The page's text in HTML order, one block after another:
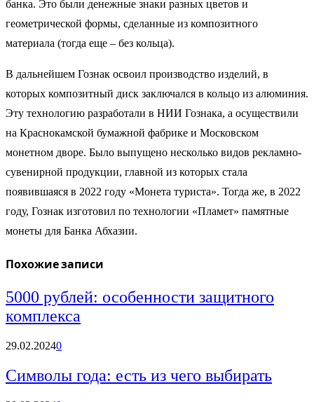
банка. Это были денежные знаки разных цветов и
геометрической формы, сделанные из композитного
материала (тогда еще – без кольца).
В дальнейшем Гознак освоил производство изделий, в
которых композитный диск заключался в кольцо из алюминия.
Эту технологию разработали в НИИ Гознака, а осуществили
на Краснокамской бумажной фабрике и Московском
монетном дворе. Было выпущено несколько видов рекламно-
сувенирной продукции, главной из которых стала
появившаяся в 2022 году «Монета туриста». Тогда же, в 2022
году, Гознак изготовил по технологии «Пламет» памятные
монеты для Банка Абхазии.
Похожие записи
5000 рублей: особенности защитного
комплекса
29.02.20240
Символы года: есть из чего выбирать